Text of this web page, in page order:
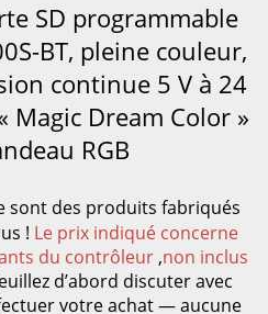
SD programmable
BT, pleine couleur,
continue 5 V à 24
Magic Dream Color »
RGB
sont des produits fabriqués
! Le prix indiqué concerne
du contrôleur ,non inclus
d’abord discuter avec
votre achat — aucune